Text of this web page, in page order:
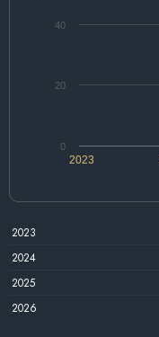
2023
0
20
40
2023
2024
2025
2026